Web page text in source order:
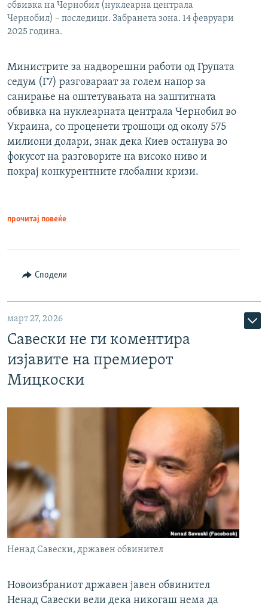
обвивка на Чернобил (нуклеарна централа
Чернобил) – последици. Забранета зона. 14 февруари
2025 година.
Министрите за надворешни работи од Групата
седум (Г7) разговараат за голем напор за
санирање на оштетувањата на заштитната
обвивка на нуклеарната централа Чернобил во
Украина, со проценети трошоци од околу 575
милиони долари, знак дека Киев останува во
фокусот на разговорите на високо ниво и
покрај конкурентните глобални кризи.
прочитај повеќе
Сподели
март 27, 2026
Савески не ги коментира
изјавите на премиерот
Мицкоски
Ненад Савески, државен обвинител
Новоизбраниот државен јавен обвинител
Ненад Савески вели дека никогаш нема да